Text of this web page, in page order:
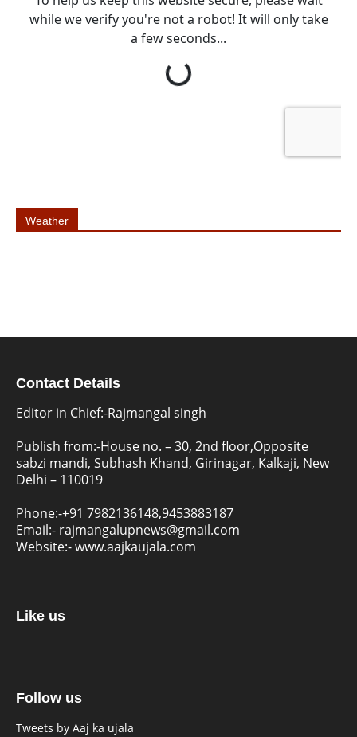
Weather
Contact Details
Editor in Chief:-Rajmangal singh
Publish from:-House no. – 30, 2nd floor,Opposite
sabzi mandi, Subhash Khand, Girinagar, Kalkaji, New
Delhi – 110019
Phone:-+91 7982136148,9453883187
Email:- rajmangalupnews@gmail.com
Website:-www.aajkaujala.com
Like us
Follow us
Tweets by Aaj ka ujala